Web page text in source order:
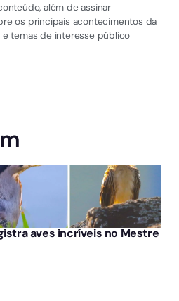
além de assinar
os principais acontecimentos da
e temas de interesse público
aves incríveis no Mestre